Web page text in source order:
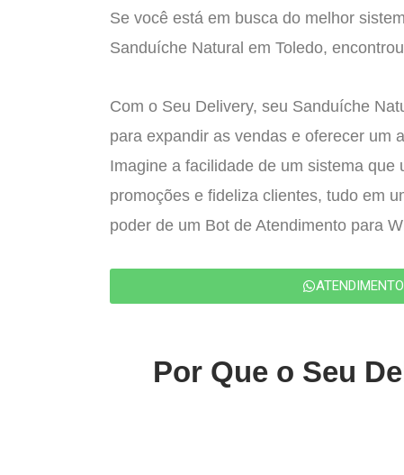
Se você está em busca do melhor
Sanduíche Natural em Toledo,
Com o Seu Delivery, seu Sanduíche
para expandir as vendas e oferecer um
Imagine a facilidade de um sistema que
promoções e fideliza clientes, tudo em
poder de um Bot de Atendimento para
ATENDIMENTO
Por Que o Seu